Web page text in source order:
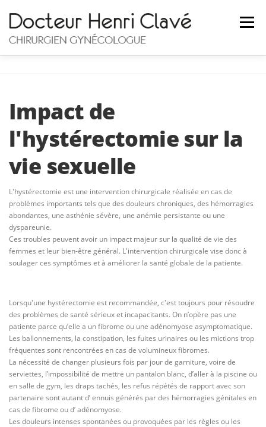
contenu
Menu
LES PATHOLOGIES
CONTACT
Impact de
l'hystérectomie sur la
vie sexuelle
L'hystérectomie est une intervention chirurgicale réalisée en cas de
problèmes importants tels que des douleurs chroniques, des hémorragies
abondantes, une asthénie sévère, une anémie persistante ou une
dyspareunie.
Ces troubles peuvent avoir un impact majeur sur la qualité de vie des
femmes et leur bien-être général. L'intervention chirurgicale vise donc à
soulager ces symptômes et à améliorer la santé globale de la patiente.
Lorsqu'une hystérectomie est recommandée, c'est toujours pour résoudre
des problèmes de santé sérieux et incapacitants. On n’opère pas une
patiente parce qu’elle a un fibrome ou une adénomyose asymptomatique.
Les ballonnements, la constipation, les fuites urinaires ou les mictions trop
fréquentes sont rencontrées en cas de volumineux fibromes.
La nécessité de changer plusieurs fois par jour de garniture, voire de
serviettes, l’impossibilité de mettre un pantalon blanc, d’aller à la piscine ou
en salle de gym, les draps tachés, les refus répétés de rapport avec son
partenaire sont autant d’ ennuis générés par des hémorragies génitales en
cas de fibrome ou d’ adénomyose.
Les douleurs intenses spontanées ou provoquées par les règles ou les